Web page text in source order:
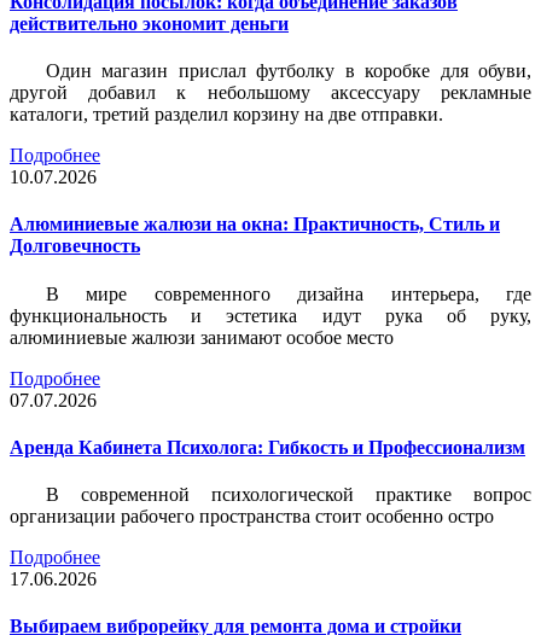
действительно экономит деньги
Один магазин прислал футболку в коробке для обуви,
другой добавил к небольшому аксессуару рекламные
каталоги, третий разделил корзину на две отправки.
Подробнее
10.07.2026
Алюминиевые жалюзи на окна: Практичность, Стиль и
Долговечность
В мире современного дизайна интерьера, где
функциональность и эстетика идут рука об руку,
алюминиевые жалюзи занимают особое место
Подробнее
07.07.2026
Аренда Кабинета Психолога: Гибкость и Профессионализм
В современной психологической практике вопрос
организации рабочего пространства стоит особенно остро
Подробнее
17.06.2026
Выбираем виброрейку для ремонта дома и стройки